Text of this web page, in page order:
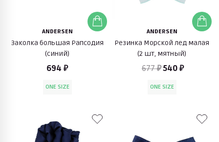
ANDERSEN
Заколка большая Рапсодия
(синий)
694 ₽
ONE SIZE
ANDERSEN
Резинка Морской лед малая
(2 шт, мятный)
677 ₽540 ₽
ONE SIZE